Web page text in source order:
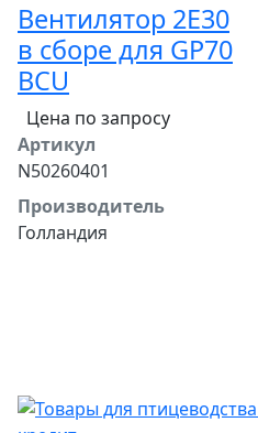
Вентилятор 2E30
в сборе для GP70
BCU
Цена по запросу
Артикул
N50260401
Производитель
Голландия